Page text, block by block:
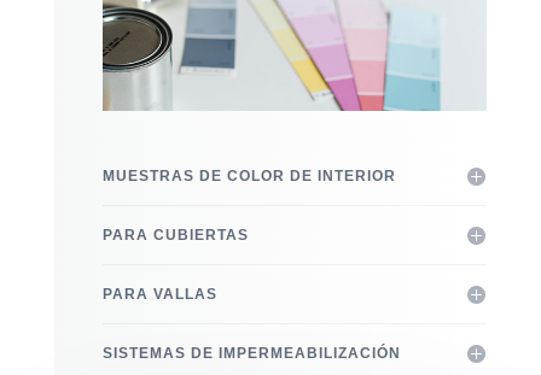
MUESTRAS DE COLOR DE INTERIOR
PARA CUBIERTAS
PARA VALLAS
SISTEMAS DE IMPERMEABILIZACIÓN